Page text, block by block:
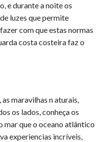
e durante a noite os
luzes que permite
com que estas normas
costa costeira faz o
maravilhas n aturais,
os lados, conheça os
mar que o oceano atlântico
experiencias incríveis,